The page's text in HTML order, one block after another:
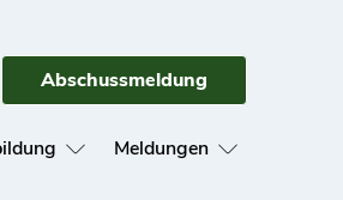
Abschussmeldung
Meldungen